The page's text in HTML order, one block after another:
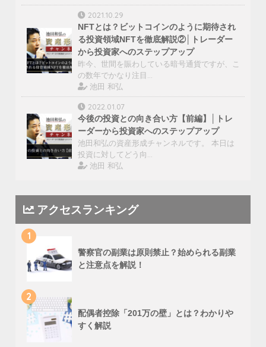
2021.10.29
NFTとは？ビットコインのように期待され
る投資領域NFTを徹底解説②│トレーダー
から投資家へのステップアップ
昨今、世間を賑わしている暗号通貨ですが、こ
の数年でかなり注目…
池田 和弘
2022.01.07
今後の投資との向き合い方【前編】│トレ
ーダーから投資家へのステップアップ
池田和弘の資産形成チャンネルです。 本日は
投資に対してどう向…
池田 和弘
アクセスランキング
1
警察官の副業は原則禁止？始められる副業
と注意点を解説！
2
配偶者控除「201万の壁」とは？わかりや
すく解説